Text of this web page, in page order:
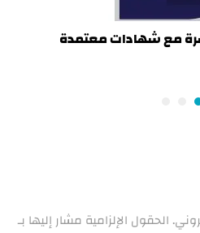
مع شهادات معتمدة
الحقول الإلزامية مشار إليها بـ